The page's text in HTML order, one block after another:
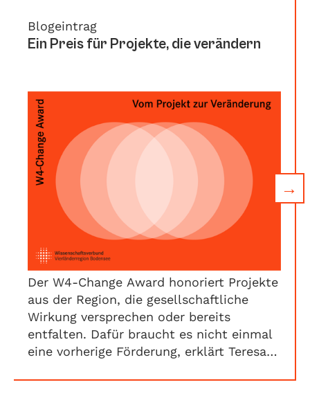
Blogeintrag
Ein Preis für Projekte, die verändern
Der W4-Change Award honoriert Projekte
aus der Region, die gesellschaftliche
Wirkung versprechen oder bereits
entfalten. Dafür braucht es nicht einmal
eine vorherige Förderung, erklärt Teresa
zwischen Wirkungsmanagement und
→